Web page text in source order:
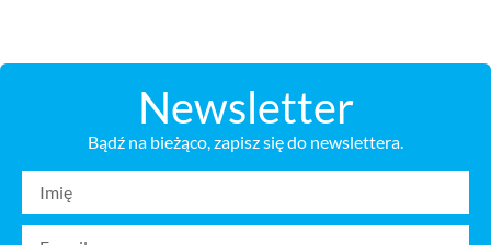
Newsletter
Bądź na bieżąco, zapisz się do newslettera.